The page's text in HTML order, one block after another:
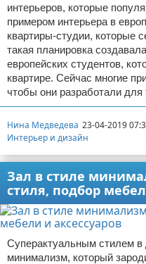
интерьеров, которые
примером интерьера в
квартиры-студии, которые
такая планировка
европейских студентов,
квартире. Сейчас многие
чтобы они разработали для
Нина Медведева 23-04-2019
Интерьер и дизайн
Зал в стиле
стиля, подбор
Суперактуальным стилем в
минимализм, который